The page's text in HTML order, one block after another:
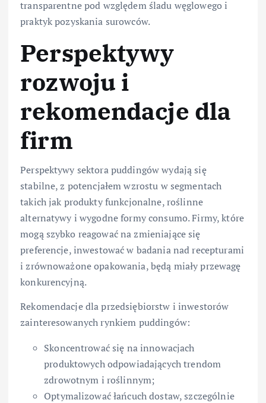
transparentne pod względem śladu węglowego i
praktyk pozyskania surowców.
Perspektywy
rozwoju i
rekomendacje dla
firm
Perspektywy sektora puddingów wydają się
stabilne, z potencjałem wzrostu w segmentach
takich jak produkty funkcjonalne, roślinne
alternatywy i wygodne formy consumo. Firmy, które
mogą szybko reagować na zmieniające się
preferencje, inwestować w badania nad recepturami
i zrównoważone opakowania, będą miały przewagę
konkurencyjną.
Rekomendacje dla przedsiębiorstw i inwestorów
zainteresowanych rynkiem puddingów:
Skoncentrować się na innowacjach
produktowych odpowiadających trendom
zdrowotnym i roślinnym;
Optymalizować łańcuch dostaw, szczególnie